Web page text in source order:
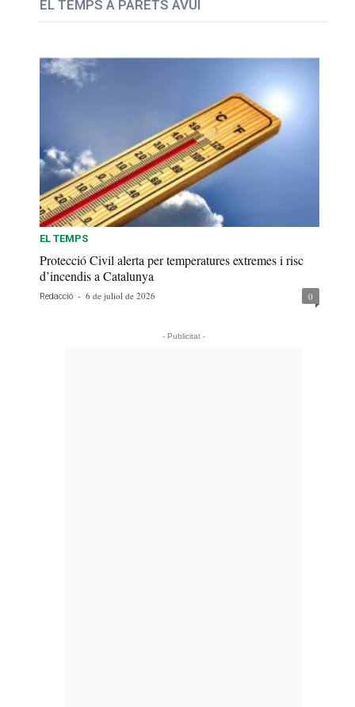
EL TEMPS A PARETS AVUI
EL TEMPS
Protecció Civil alerta per temperatures extremes i risc
d’incendis a Catalunya
Redacció - 6 de juliol de 2026 0
- Publicitat -